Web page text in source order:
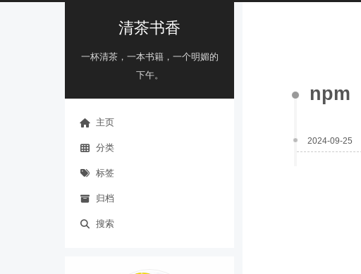
清茶书香
一杯清茶，一本书籍，一个明媚的
下午。
主页
分类
标签
归档
搜索
npm
2024-09-25